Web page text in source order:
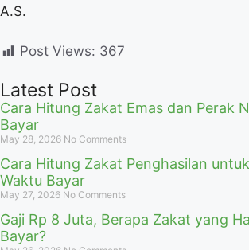
A.S.
Post Views: 367
Latest Post
Cara Hitung Zakat Emas dan Perak
Bayar
May 28, 2026 No Comments
Cara Hitung Zakat Penghasilan
Waktu Bayar
May 27, 2026 No Comments
Gaji Rp 8 Juta, Berapa Zakat yang
Bayar?